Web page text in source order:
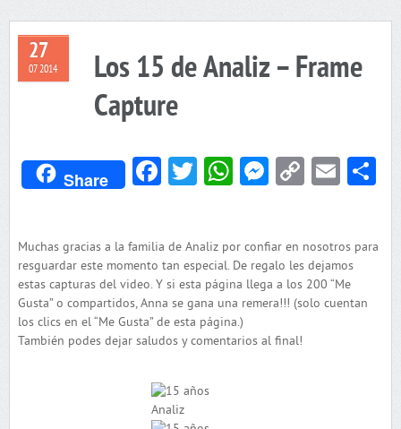
27
07 2014
Los 15 de Analiz – Frame
Capture
Share Facebook
Twitter
WhatsApp
Messenger
Copy
Muchas gracias a la familia de Analiz por confiar en nosotros para
resguardar este momento tan especial. De regalo les dejamos
estas capturas del video. Y si esta página llega a los 200 “Me
Gusta” o compartidos, Anna se gana una remera!!! (solo cuentan
los clics en el “Me Gusta” de esta página.)
También podes dejar saludos y comentarios al final!